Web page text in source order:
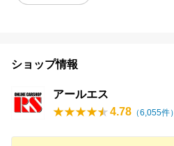
ショップ情報
アールエス
4.78 （6,055件）